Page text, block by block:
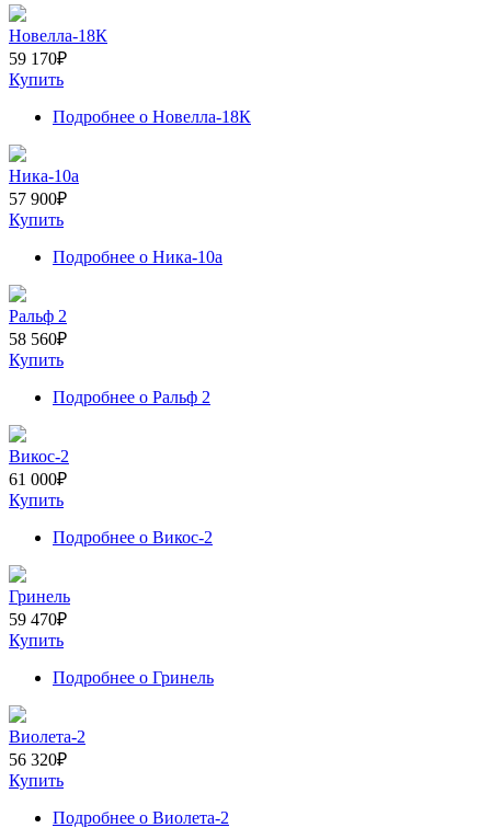
Новелла-18К
59 170₽
Купить
Подробнее о Новелла-18К
Ника-10а
57 900₽
Купить
Подробнее о Ника-10а
Ральф 2
58 560₽
Купить
Подробнее о Ральф 2
Викос-2
61 000₽
Купить
Подробнее о Викос-2
Гринель
59 470₽
Купить
Подробнее о Гринель
Виолета-2
56 320₽
Купить
Подробнее о Виолета-2